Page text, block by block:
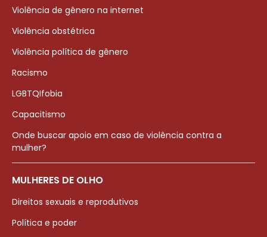
Violência de gênero na internet
Violência obstétrica
Violência política de gênero
Racismo
LGBTQIfobia
Capacitismo
Onde buscar apoio em caso de violência contra a
mulher?
MULHERES DE OLHO
Direitos sexuais e reprodutivos
Política e poder